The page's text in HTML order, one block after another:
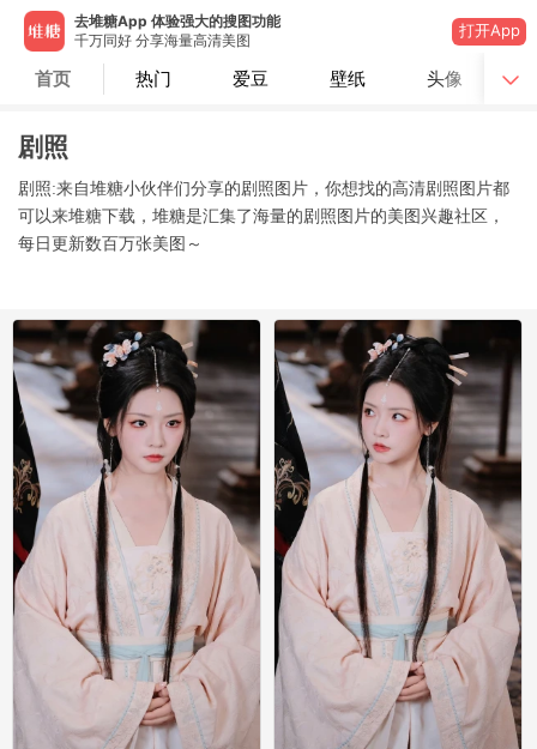
去堆糖App 体验强大的搜图功能
千万同好 分享海量高清美图
打开App
首页 热门 爱豆 壁纸 头像
剧照
剧照:来自堆糖小伙伴们分享的剧照图片，你想找的高清剧照图片都
可以来堆糖下载，堆糖是汇集了海量的剧照图片的美图兴趣社区，
每日更新数百万张美图～